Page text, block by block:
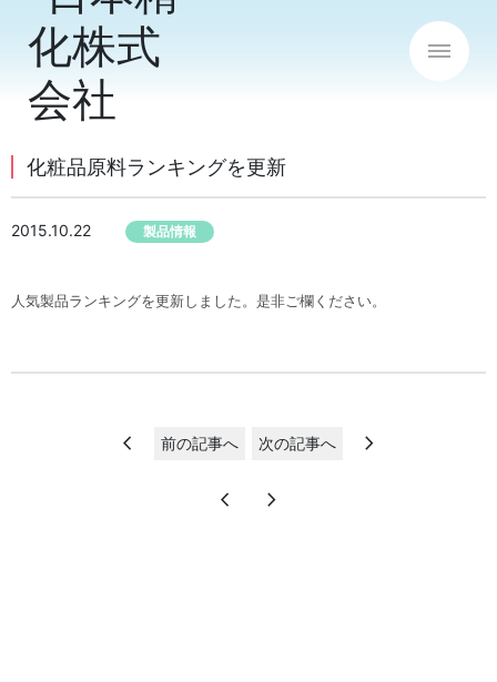
化粧品原料ランキングを更新
2015.10.22 製品情報
人気製品ランキングを更新しました。是非ご欄ください。
chevron_left 前の記事へ 次の記事へ
chevron_right
chevron_left
chevron_right